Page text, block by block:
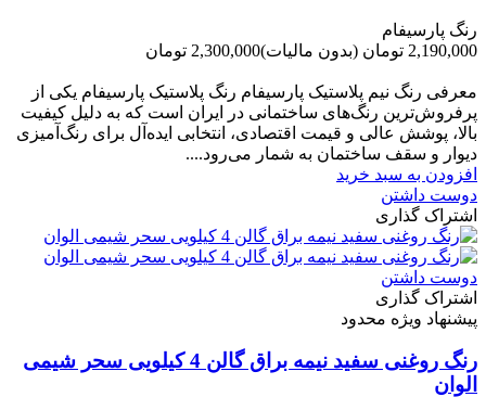
رنگ پارسیفام
2,190,000 تومان
(بدون مالیات)2,300,000 تومان
معرفی رنگ نیم پلاستیک پارسیفام رنگ پلاستیک پارسیفام یکی از
پرفروش‌ترین رنگ‌های ساختمانی در ایران است که به دلیل کیفیت
بالا، پوشش عالی و قیمت اقتصادی، انتخابی ایده‌آل برای رنگ‌آمیزی
دیوار و سقف ساختمان به شمار می‌رود....
افزودن به سبد خرید
دوست داشتن
اشتراک گذاری
دوست داشتن
اشتراک گذاری
پیشنهاد ویژه محدود
رنگ روغنی سفید نیمه براق گالن 4 کیلویی سحر شیمی
الوان